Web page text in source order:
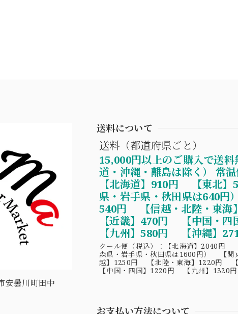
安曇川町田中
送料について
送料（都道府県ごと）
15,000円以上のご購入で送
道・沖縄・離島は除く） 常温
【北海道】910円 【東北】
県・岩手県・秋田県は640円
540円 【信越・北陸・東海
【近畿】470円 【中国・四
【九州】580円 【沖縄】
クール便（税込）：【北海道】2040円
森県・岩手県・秋田県は1600円） 【
越】1250円 【北陸・東海】1220円
【中国・四国】1220円 【九州】1320
お支払い方法について